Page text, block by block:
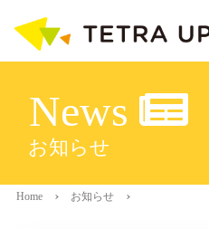
News
お知らせ
Home お知らせ